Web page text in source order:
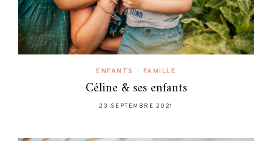
ENFANTS • FAMILLE
Céline & ses enfants
23 SEPTEMBRE 2021